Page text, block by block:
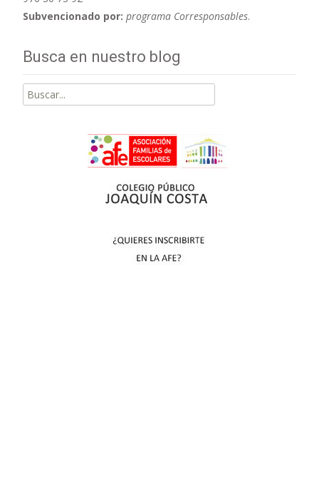
Subvencionado por: programa Corresponsables.
Busca en nuestro blog
Buscar
por: